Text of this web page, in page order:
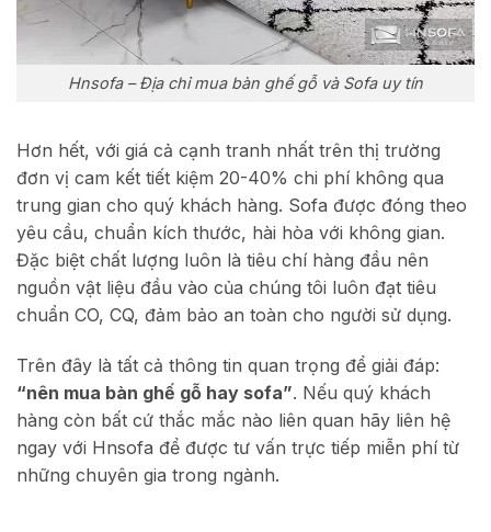
Hnsofa – Địa chỉ mua bàn ghế gỗ và Sofa uy tín
Hơn hết, với giá cả cạnh tranh nhất trên thị trường
đơn vị cam kết tiết kiệm 20-40% chi phí không qua
trung gian cho quý khách hàng. Sofa được đóng theo
yêu cầu, chuẩn kích thước, hài hòa với không gian.
Đặc biệt chất lượng luôn là tiêu chí hàng đầu nên
nguồn vật liệu đầu vào của chúng tôi luôn đạt tiêu
chuẩn CO, CQ, đảm bảo an toàn cho người sử dụng.
Trên đây là tất cả thông tin quan trọng để giải đáp:
“nên mua bàn ghế gỗ hay sofa”. Nếu quý khách
hàng còn bất cứ thắc mắc nào liên quan hãy liên hệ
ngay với Hnsofa để được tư vấn trực tiếp miễn phí từ
những chuyên gia trong ngành.